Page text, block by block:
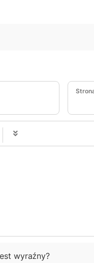
-
wyraźny?